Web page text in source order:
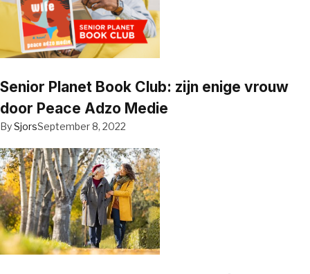
Senior Planet Book Club: zijn enige vrouw
door Peace Adzo Medie
BySjorsSeptember 8, 2022